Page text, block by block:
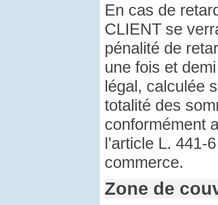
En cas de
CLIENT se
pénalité de
une fois et
légal, calculée
totalité des
conformément
l’article L. 441-
commerce.
Zone de